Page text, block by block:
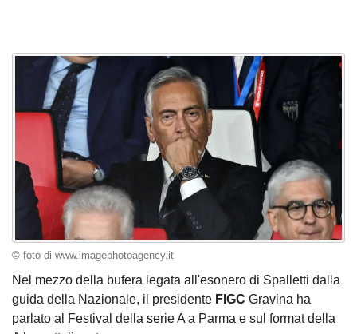
© foto di www.imagephotoagency.it
Nel mezzo della bufera legata all'esonero di Spalletti dalla
guida della Nazionale, il presidente FIGC Gravina ha
parlato al Festival della serie A a Parma e sul format della